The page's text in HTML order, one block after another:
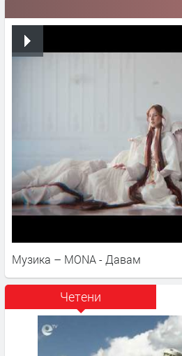
Музика – MONA - Давам
Четени